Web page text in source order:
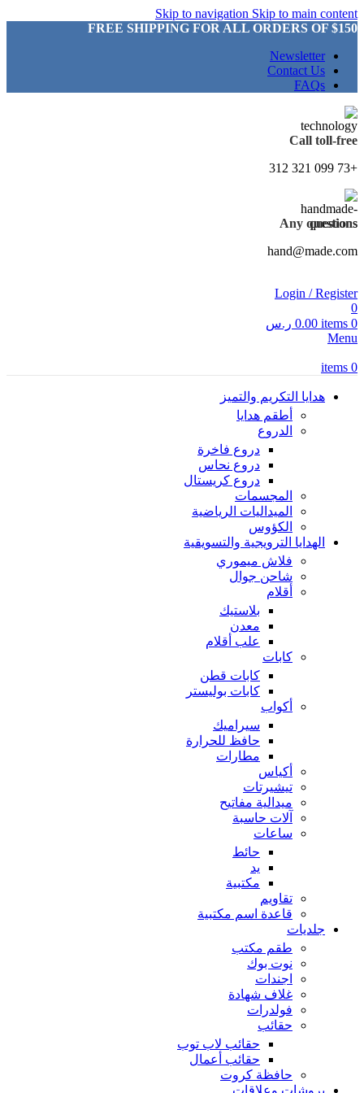
Skip to navigation Skip to main content
FREE SHIPPING FOR ALL ORDERS OF $150
Newsletter
Contact Us
FAQs
Call toll-free
+73 099 321 312
Any questions
hand@made.com
Login / Register
0
0
items
0.00 ر.س
Menu
0
items
هدايا التكريم والتميز
أطقم هدايا
الدروع
دروع فاخرة
دروع نحاس
دروع كريستال
المجسمات
الميداليات الرياضية
الكؤوس
الهدايا الترويجية والتسويقية
فلاش ميموري
شاحن جوال
أقلام
بلاستيك
معدن
علب أقلام
كابات
كابات قطن
كابات بوليستر
أكواب
سيراميك
حافظ للحرارة
مطارات
أكياس
تيشيرتات
ميدالية مفاتيح
آلات حاسبة
ساعات
حائط
يد
مكتبية
تقاويم
قاعدة اسم مكتبية
جلديات
طقم مكتب
نوت بوك
اجندات
غلاف شهادة
فولدرات
حقائب
حقائب لاب توب
حقائب أعمال
حافظة كروت
بروشات وعلاقات